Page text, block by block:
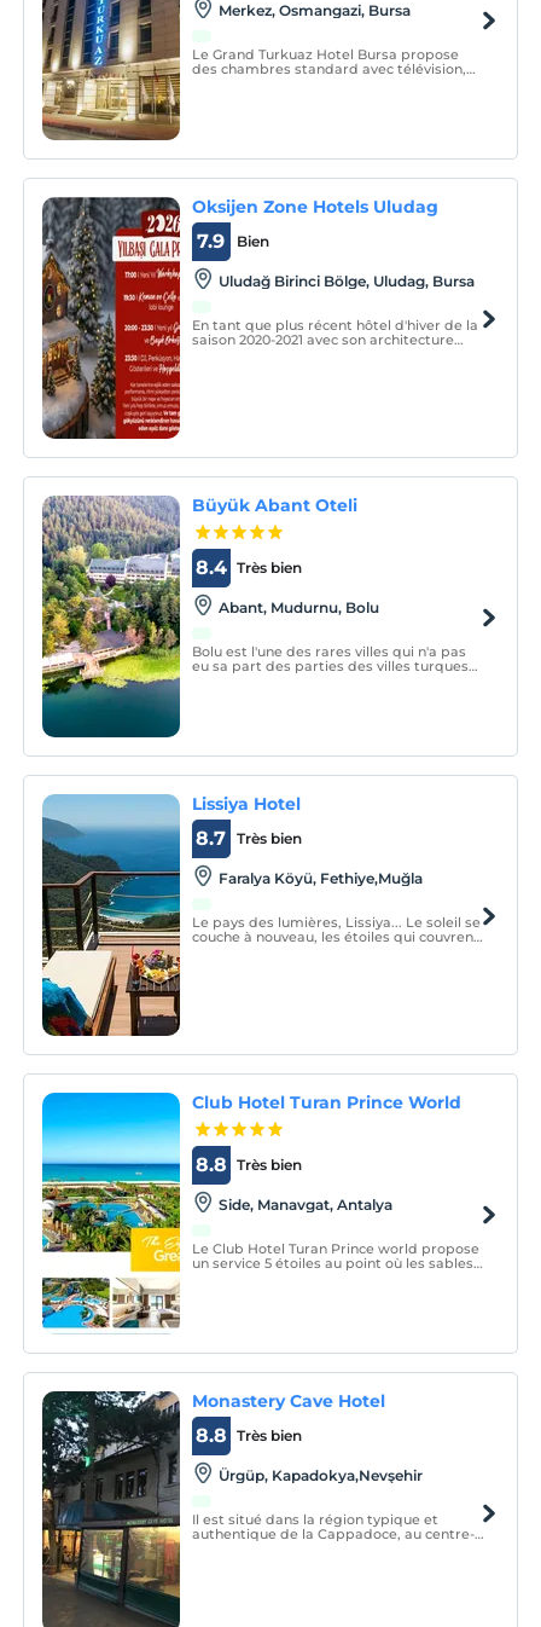
Merkez, Osmangazi, Bursa
Le Grand Turkuaz Hotel Bursa propose
des chambres standard avec télévision,
Oksijen Zone Hotels Uludag
Bien
7.9
Uludağ Birinci Bölge, Uludag, Bursa
En tant que plus récent hôtel d'hiver de la
saison 2020-2021 avec son architecture
Büyük Abant Oteli
Très bien
8.4
Abant, Mudurnu, Bolu
Bolu est l'une des rares villes qui n'a pas
eu sa part des parties des villes turques
Lissiya Hotel
Très bien
8.7
Faralya Köyü, Fethiye,Muğla
Le pays des lumières, Lissiya... Le soleil se
couche à nouveau, les étoiles qui couvrent
Club Hotel Turan Prince World
Très bien
8.8
Side, Manavgat, Antalya
Le Club Hotel Turan Prince world propose
un service 5 étoiles au point où les sables
Monastery Cave Hotel
Très bien
8.8
Ürgüp, Kapadokya,Nevşehir
Il est situé dans la région typique et
authentique de la Cappadoce, au centre-